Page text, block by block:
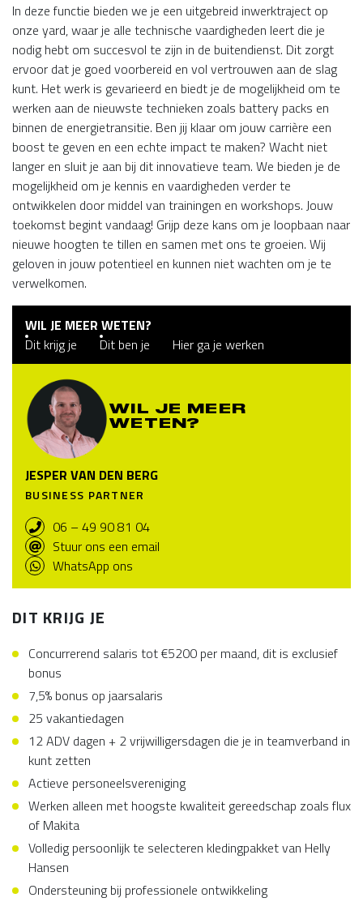
In deze functie bieden we je een uitgebreid inwerktraject op
onze yard, waar je alle technische vaardigheden leert die je
nodig hebt om succesvol te zijn in de buitendienst. Dit zorgt
ervoor dat je goed voorbereid en vol vertrouwen aan de slag
kunt. Het werk is gevarieerd en biedt je de mogelijkheid om te
werken aan de nieuwste technieken zoals battery packs en
binnen de energietransitie. Ben jij klaar om jouw carrière een
boost te geven en een echte impact te maken? Wacht niet
langer en sluit je aan bij dit innovatieve team. We bieden je de
mogelijkheid om je kennis en vaardigheden verder te
ontwikkelen door middel van trainingen en workshops. Jouw
toekomst begint vandaag! Grijp deze kans om je loopbaan naar
nieuwe hoogten te tillen en samen met ons te groeien. Wij
geloven in jouw potentieel en kunnen niet wachten om je te
verwelkomen.
WIL JE MEER WETEN?
Dit krijg je
Dit ben je Hier ga je werken
WIL JE MEER
WETEN?
JESPER VAN DEN BERG
BUSINESS PARTNER
06 – 49 90 81 04
Stuur ons een email
WhatsApp ons
DIT KRIJG JE
Concurrerend salaris tot €5200 per maand, dit is exclusief
bonus
7,5% bonus op jaarsalaris
25 vakantiedagen
12 ADV dagen + 2 vrijwilligersdagen die je in teamverband in
kunt zetten
Actieve personeelsvereniging
Werken alleen met hoogste kwaliteit gereedschap zoals flux
of Makita
Volledig persoonlijk te selecteren kledingpakket van Helly
Hansen
Ondersteuning bij professionele ontwikkeling